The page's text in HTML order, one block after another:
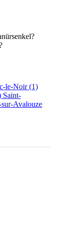
le-Noir(1)
Saint-
Avalouze